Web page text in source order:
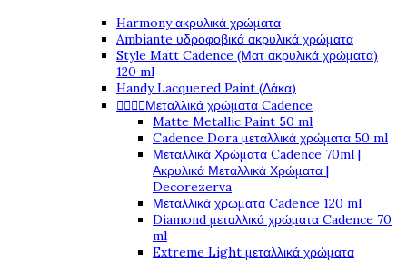
Harmony ακρυλικά χρώματα
Ambiante υδροφοβικά ακρυλικά χρώματα
Style Matt Cadence (Ματ ακρυλικά χρώματα)
120 ml
Handy Lacquered Paint (Λάκα)
Μεταλλικά χρώματα Cadence
Matte Metallic Paint 50 ml
Cadence Dora μεταλλικά χρώματα 50 ml
Μεταλλικά Χρώματα Cadence 70ml |
Ακρυλικά Μεταλλικά Χρώματα |
Decorezerva
Μεταλλικά χρώματα Cadence 120 ml
Diamond μεταλλικά χρώματα Cadence 70
ml
Extreme Light μεταλλικά χρώματα